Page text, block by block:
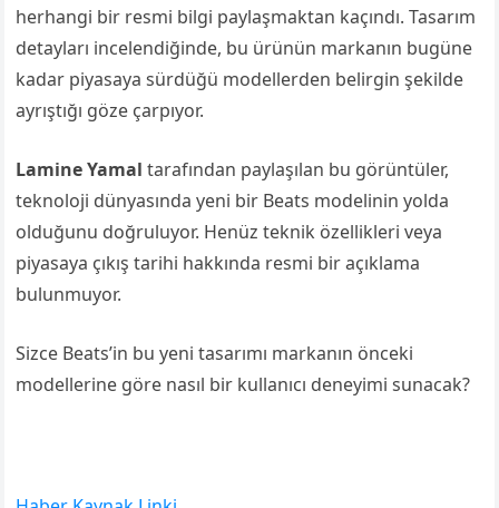
herhangi bir resmi bilgi paylaşmaktan kaçındı. Tasarım
detayları incelendiğinde, bu ürünün markanın bugüne
kadar piyasaya sürdüğü modellerden belirgin şekilde
ayrıştığı göze çarpıyor.
Lamine Yamal tarafından paylaşılan bu görüntüler,
teknoloji dünyasında yeni bir Beats modelinin yolda
olduğunu doğruluyor. Henüz teknik özellikleri veya
piyasaya çıkış tarihi hakkında resmi bir açıklama
bulunmuyor.
Sizce Beats’in bu yeni tasarımı markanın önceki
modellerine göre nasıl bir kullanıcı deneyimi sunacak?